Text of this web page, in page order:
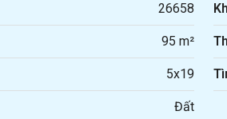
26658
95 m²
5x19
Đất